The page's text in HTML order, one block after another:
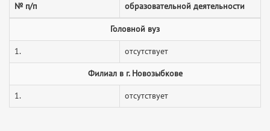
№ п/п
образовательной деятельности
Головной вуз
1. отсутствует
Филиал в г. Новозыбкове
1. отсутствует